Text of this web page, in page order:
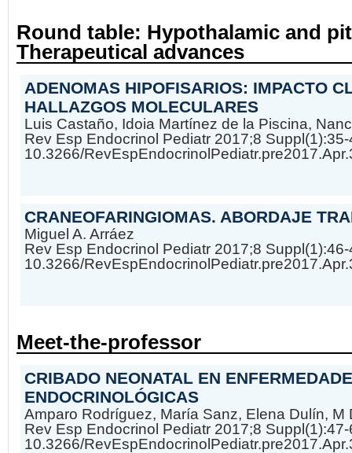
Round table: Hypothalamic and
Therapeutical advances
ADENOMAS HIPOFISARIOS: IMPACTO
HALLAZGOS MOLECULARES
Luis Castaño, Idoia Martínez de la Piscina,
Rev Esp Endocrinol Pediatr 2017;8
10.3266/
CRANEOFARINGIOMAS. ABORDAJE
Miguel A. Arráez
Rev Esp Endocrinol Pediatr 2017;8
10.3266/
Meet-the-professor
CRIBADO NEONATAL EN
ENDOCRINOLÓGICAS
Amparo Rodríguez, María Sanz, Elena Dulín,
Rev Esp Endocrinol Pediatr 2017;8
10.3266/